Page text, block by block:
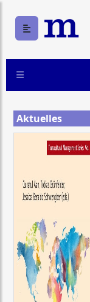
Aktuelles